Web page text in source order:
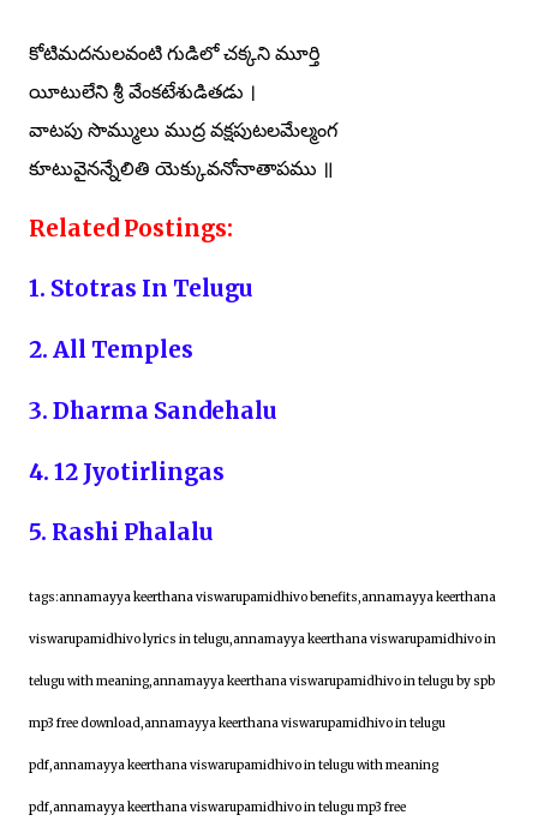
కోటిమదనులవంటి గుడిలో చక్కని మూర్తి
యీటులేని శ్రీ వేంకటేశుడితడు ।
వాటపు సొమ్ములు ముద్ర వక్షపుటలమేల్మంగ
కూటువైనన్నేలితి యెక్కువనోనాతాపము ॥
Related Postings:
1. Stotras In Telugu
2. All Temples
3. Dharma Sandehalu
4. 12 Jyotirlingas
5. Rashi Phalalu
tags:annamayya keerthana viswarupamidhivo benefits,annamayya keerthana
viswarupamidhivo lyrics in telugu,annamayya keerthana viswarupamidhivo in
telugu with meaning,annamayya keerthana viswarupamidhivo in telugu by spb
mp3 free download,annamayya keerthana viswarupamidhivo in telugu
pdf,annamayya keerthana viswarupamidhivo in telugu with meaning
pdf,annamayya keerthana viswarupamidhivo in telugu mp3 free